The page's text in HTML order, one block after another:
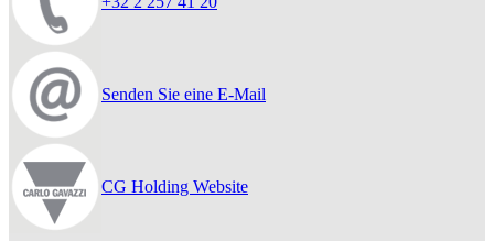
Senden Sie eine E-Mail
CG Holding Website